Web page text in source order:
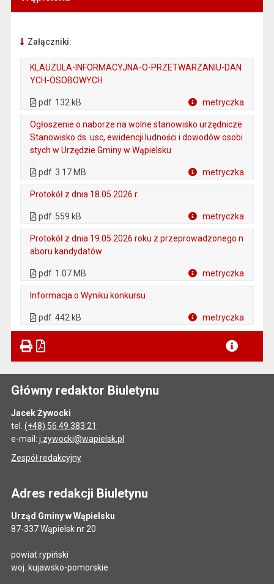
Załączniki:
KLAUZULA-INFORMACYJNA-O-PRZETWARZANIU-DAN
YCH-OSOBOWYCH
pdf 132 kB metryczka
Ogłoszenie o naborze na wolne stanowisko urzędnicze
Stanowisko ds. usc, ewidencji ludności i dowodów osobi
stych w Urzędzie Gminy w Wąpielsku
pdf 3.17 MB metryczka
Protokół z dnia 18.05.2026 r.
pdf 559 kB metryczka
Protokół z dnia 19.05.2026 roku z przeprowadzonego n
aboru kandydatów
pdf 1.07 MB metryczka
Informacja o Wyniku konkursu
pdf 442 kB metryczka
Główny redaktor Biuletynu
Jacek Żywocki
tel. (+48) 56 49 383 21
e-mail: j.zywocki@wapielsk.pl
Zespół redakcyjny
Adres redakcji Biuletynu
Urząd Gminy w Wąpielsku
87-337 Wąpielsk nr 20
powiat rypiński
woj. kujawsko-pomorskie